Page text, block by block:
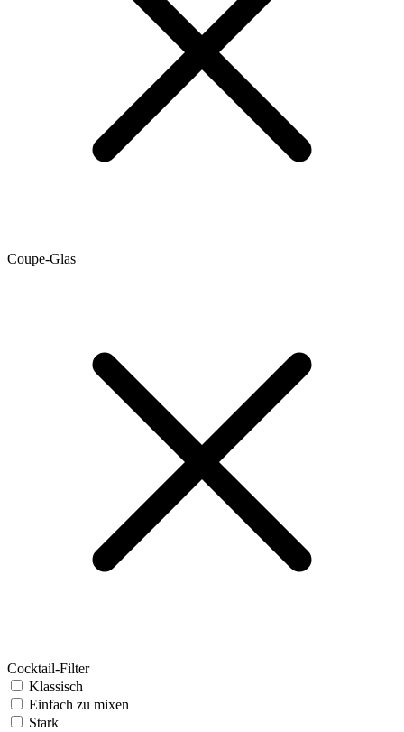
Coupe-Glas
Cocktail-Filter
Klassisch
Einfach zu mixen
Stark